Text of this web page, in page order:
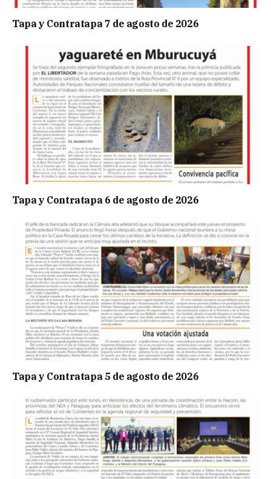
Tapa y Contratapa 7 de agosto de 2026
Tapa y Contratapa 6 de agosto de 2026
Tapa y Contratapa 5 de agosto de 2026